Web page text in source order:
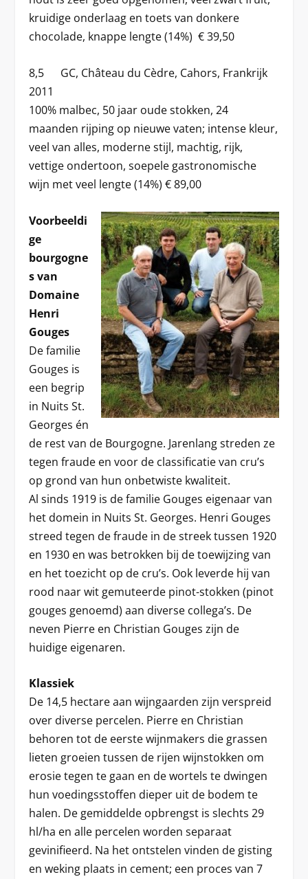
kruidige onderlaag en toets van donkere
chocolade, knappe lengte (14%) € 39,50
8,5 GC, Château du Cèdre, Cahors, Frankrijk
2011
100% malbec, 50 jaar oude stokken, 24
maanden rijping op nieuwe vaten; intense kleur,
veel van alles, moderne stijl, machtig, rijk,
vettige ondertoon, soepele gastronomische
wijn met veel lengte (14%) € 89,00
Voorbeeldi
ge
bourgogne
s van
Domaine
Henri
Gouges
De familie
Gouges is
een begrip
in Nuits St.
Georges én
de rest van de Bourgogne. Jarenlang streden ze
tegen fraude en voor de classificatie van cru’s
op grond van hun onbetwiste kwaliteit.
Al sinds 1919 is de familie Gouges eigenaar van
het domein in Nuits St. Georges. Henri Gouges
streed tegen de fraude in de streek tussen 1920
en 1930 en was betrokken bij de toewijzing van
en het toezicht op de cru’s. Ook leverde hij van
rood naar wit gemuteerde pinot-stokken (pinot
gouges genoemd) aan diverse collega’s. De
neven Pierre en Christian Gouges zijn de
huidige eigenaren.
Klassiek
De 14,5 hectare aan wijngaarden zijn verspreid
over diverse percelen. Pierre en Christian
behoren tot de eerste wijnmakers die grassen
lieten groeien tussen de rijen wijnstokken om
erosie tegen te gaan en de wortels te dwingen
hun voedingsstoffen dieper uit de bodem te
halen. De gemiddelde opbrengst is slechts 29
hl/ha en alle percelen worden separaat
gevinifieerd. Na het ontstelen vinden de gisting
en weking plaats in cement; een proces van 7